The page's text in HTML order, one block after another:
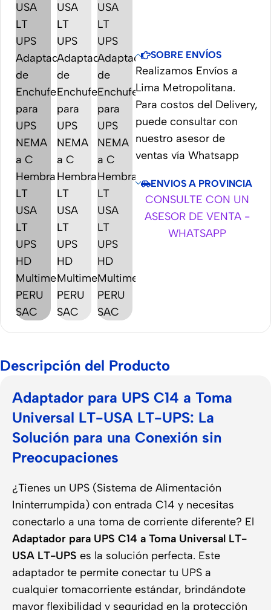
SOBRE ENVÍOS
Realizamos Envíos a
Lima Metropolitana.
Para costos del Delivery,
puede consultar con
nuestro asesor de
ventas vía Whatsapp
ENVIOS A PROVINCIA
CONSULTE CON UN
ASESOR DE VENTA -
WHATSAPP
Descripción del Producto
Adaptador para UPS C14 a Toma
Universal LT-USA LT-UPS: La
Solución para una Conexión sin
Preocupaciones
¿Tienes un UPS (Sistema de Alimentación
Ininterrumpida) con entrada C14 y necesitas
conectarlo a una toma de corriente diferente? El
Adaptador para UPS C14 a Toma Universal LT-
USA LT-UPS es la solución perfecta. Este
adaptador te permite conectar tu UPS a
cualquier tomacorriente estándar, brindándote
mayor flexibilidad y seguridad en la protección